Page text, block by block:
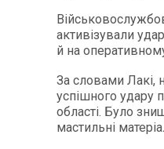
активізували
й на
За словами Лакі,
успішного удару
області. Було
мастильні